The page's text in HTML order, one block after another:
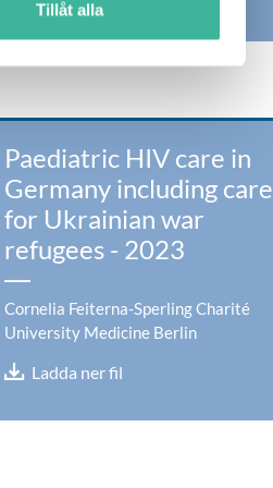
Tillåt alla
Paediatric HIV care in
Germany including care
for Ukrainian war
refugees - 2023
Cornelia Feiterna-Sperling Charité
University Medicine Berlin
Ladda ner fil